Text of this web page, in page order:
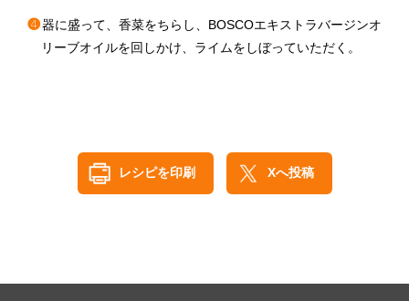
❹器に盛って、香菜をちらし、BOSCOエキストラバージンオ
リーブオイルを回しかけ、ライムをしぼっていただく。
レシピを印刷 Xへ投稿